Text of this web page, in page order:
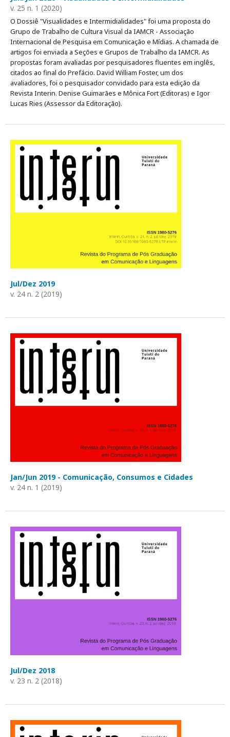
v. 25 n. 1 (2020)
O Dossiê "Visualidades e Intermidialidades" foi uma proposta do
Grupo de Trabalho de Cultura Visual da IAMCR - Associação
Internacional de Pesquisa em Comunicação e Mídias. A chamada de
artigos foi enviada a Seções e Grupos de Trabalho da IAMCR. As
propostas foram avaliadas por pesquisadores fluentes em inglês,
citados ao final do Prefácio. David William Foster, um dos
avaliadores, foi o pesquisador convidado para esta edição da
Revista Interin. Denise Guimarães e Mônica Fort (Editoras) e Igor
Lucas Ries (Assessor da Editoração).
Jul/Dez 2019
v. 24 n. 2 (2019)
Jan/Jun 2019 - Comunicação, Consumos e Cidades
v. 24 n. 1 (2019)
Jul/Dez 2018
v. 23 n. 2 (2018)